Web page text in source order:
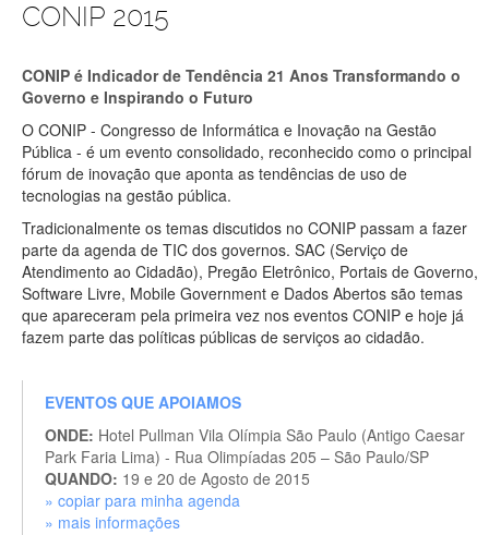
CONIP 2015
CONIP é Indicador de Tendência 21 Anos Transformando o
Governo e Inspirando o Futuro
O CONIP - Congresso de Informática e Inovação na Gestão
Pública - é um evento consolidado, reconhecido como o principal
fórum de inovação que aponta as tendências de uso de
tecnologias na gestão pública.
Tradicionalmente os temas discutidos no CONIP passam a fazer
parte da agenda de TIC dos governos. SAC (Serviço de
Atendimento ao Cidadão), Pregão Eletrônico, Portais de Governo,
Software Livre, Mobile Government e Dados Abertos são temas
que apareceram pela primeira vez nos eventos CONIP e hoje já
fazem parte das políticas públicas de serviços ao cidadão.
EVENTOS QUE APOIAMOS
ONDE: Hotel Pullman Vila Olímpia São Paulo (Antigo Caesar
Park Faria Lima) - Rua Olimpíadas 205 – São Paulo/SP
QUANDO: 19 e 20 de Agosto de 2015
» copiar para minha agenda
» mais informações